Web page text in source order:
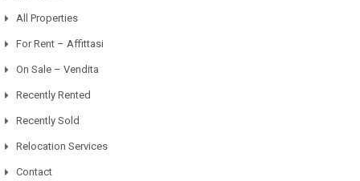
All Properties
For Rent – Affittasi
On Sale – Vendita
Recently Rented
Recently Sold
Relocation Services
Contact